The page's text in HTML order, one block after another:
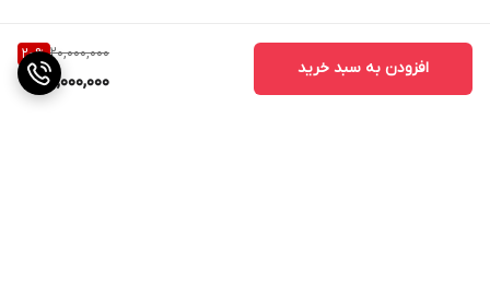
20,000,000
20%
16,000,000
افزودن به سبد خرید